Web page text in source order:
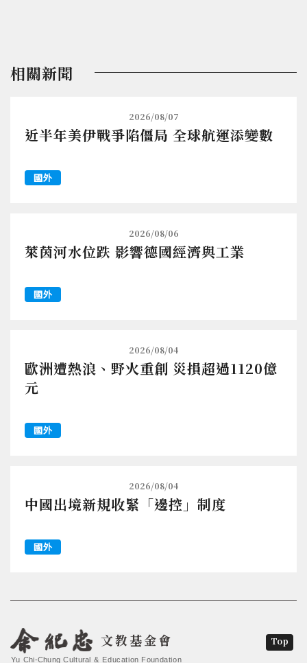
相關新聞
2026/08/07
近半年美伊戰爭陷僵局 全球航運添變數
國外
2026/08/06
萊茵河水位跌 影響德國經濟與工業
國外
2026/08/04
歐洲遭熱浪、野火重創 災損超過1120億
元
國外
2026/08/04
中國出境新規收緊「邊控」制度
國外
文教基金會
Yu Chi-Chung Cultural & Education Foundation
Top